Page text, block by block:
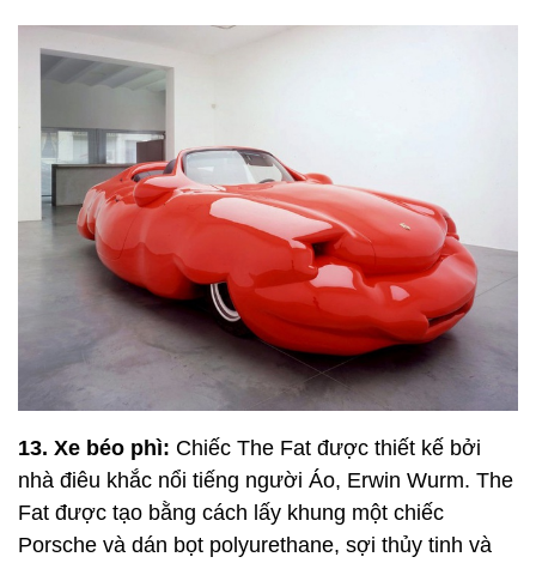
13. Xe béo phì: Chiếc The Fat được thiết kế bởi
nhà điêu khắc nổi tiếng người Áo, Erwin Wurm. The
Fat được tạo bằng cách lấy khung một chiếc
Porsche và dán bọt polyurethane, sợi thủy tinh và